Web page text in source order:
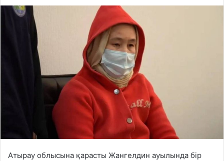
Атырау облысына қарасты Жангелдин ауылында бір